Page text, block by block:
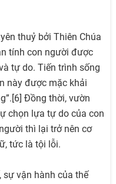
thuỷ bởi Thiên Chúa
tính con người được
tự do. Tiến trình sống
này được mặc khải
Đồng thời, vườn
chọn lựa tự do của con
thì lại trở nên cơ
tức là tội lỗi.
sự vận hành của thế